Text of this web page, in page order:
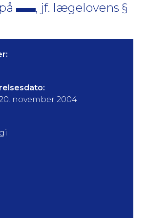
, jf. lægelovens §
november 2004